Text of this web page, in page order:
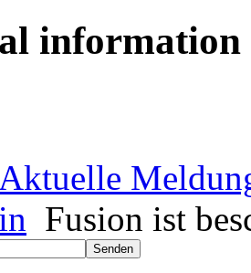
information
Aktuelle
Fusion ist